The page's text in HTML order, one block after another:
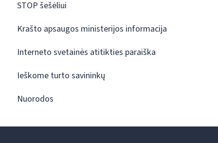
STOP šešėliui
Krašto apsaugos ministerijos informacija
Interneto svetainės atitikties paraiška
Ieškome turto savininkų
Nuorodos